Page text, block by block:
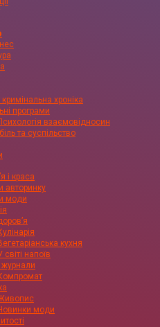
кримінальна хроніка
програми
взаємовідносин
та суспільство
і краса
авторинку
моди
кухня
світі напоїв
журнали
моди